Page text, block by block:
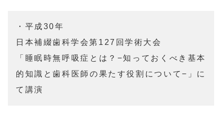
・平成30年
日本補綴歯科学会第127回学術大会
「睡眠時無呼吸症とは？−知っておくべき基本
的知識と歯科医師の果たす役割について−」に
て講演